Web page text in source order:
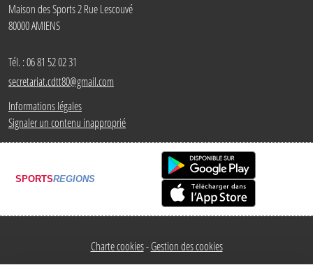
Maison des Sports 2 Rue Lescouvé
80000AMIENS
Tél. :06 81 52 02 31
secretariat.cdtt80@gmail.com
Informations légales
Signaler un contenu inapproprié
SPORTSREGIONS
Charte cookies Gestion des cookies